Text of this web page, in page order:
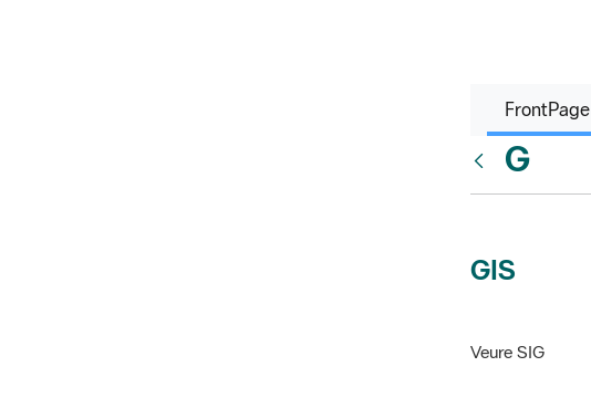
FrontPage
G
GIS
Veure SIG